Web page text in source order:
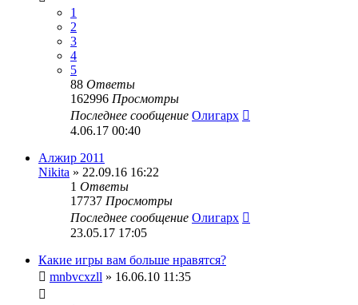
1
2
3
4
5
88 Ответы
162996 Просмотры
Последнее сообщение Олигарх
4.06.17 00:40
Алжир 2011
Nikita » 22.09.16 16:22
1 Ответы
17737 Просмотры
Последнее сообщение Олигарх
23.05.17 17:05
Какие игры вам больше нравятся?
mnbvcxzll » 16.06.10 11:35